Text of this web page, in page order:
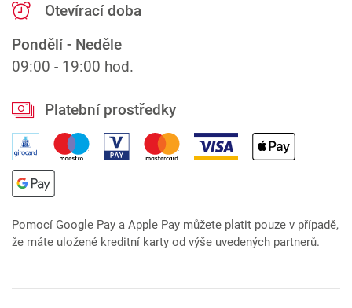
Otevírací doba
Pondělí - Neděle
09:00 - 19:00 hod.
Platební prostředky
Pomocí Google Pay a Apple Pay můžete platit pouze v případě,
že máte uložené kreditní karty od výše uvedených partnerů.